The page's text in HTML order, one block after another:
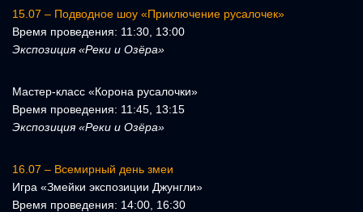
15.07 – Подводное шоу «Приключение русалочек»
Время проведения: 11:30, 13:00
Экспозиция «Реки и Озёра»
Мастер-класс «Корона русалочки»
Время проведения: 11:45, 13:15
Экспозиция «Реки и Озёра»
16.07 – Всемирный день змеи
Игра «Змейки экспозиции Джунгли»
Время проведения: 14:00, 16:30